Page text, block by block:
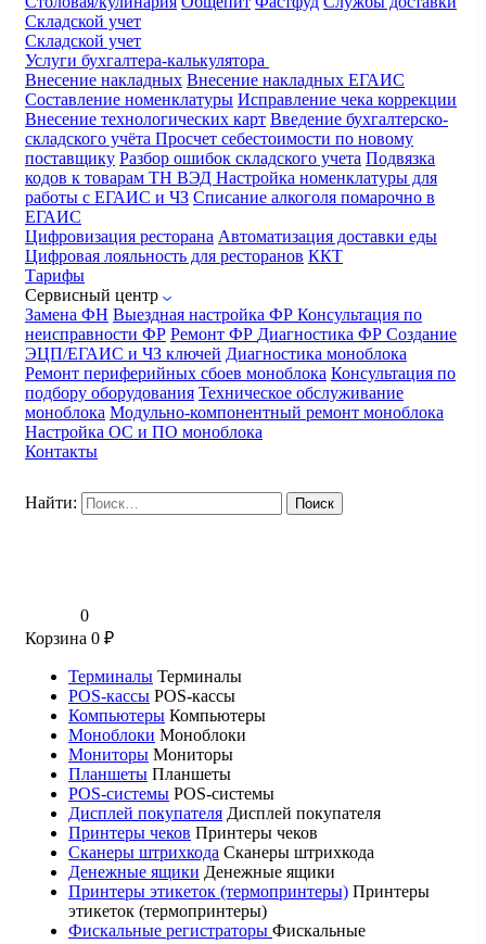
Складской учет
Складской учет
Услуги бухгалтера-калькулятора
Внесение накладных Внесение накладных ЕГАИС
Составление номенклатуры Исправление чека коррекции
Внесение технологических карт Введение бухгалтерско-
складского учёта Просчет себестоимости по новому
поставщику Разбор ошибок складского учета Подвязка
кодов к товарам ТН ВЭД Настройка номенклатуры для
работы с ЕГАИС и ЧЗ Списание алкоголя помарочно в
ЕГАИС
Цифровизация ресторана Автоматизация доставки еды
Цифровая лояльность для ресторанов ККТ
Тарифы
Сервисный центр
Замена ФН Выездная настройка ФР Консультация по
неисправности ФР Ремонт ФР Диагностика ФР Создание
ЭЦП/ЕГАИС и ЧЗ ключей Диагностика моноблока
Ремонт периферийных сбоев моноблока Консультация по
подбору оборудования Техническое обслуживание
моноблока Модульно-компонентный ремонт моноблока
Настройка ОС и ПО моноблока
Контакты
Найти:
0
Корзина 0 ₽
Терминалы Терминалы
POS-кассы POS-кассы
Компьютеры Компьютеры
Моноблоки Моноблоки
Мониторы Мониторы
Планшеты Планшеты
POS-системы POS-системы
Дисплей покупателя Дисплей покупателя
Принтеры чеков Принтеры чеков
Сканеры штрихкода Сканеры штрихкода
Денежные ящики Денежные ящики
Принтеры этикеток (термопринтеры) Принтеры
этикеток (термопринтеры)
Фискальные регистраторы Фискальные